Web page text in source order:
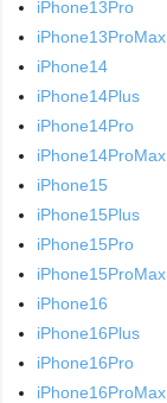
iPhone13Pro
iPhone13ProMax
iPhone14
iPhone14Plus
iPhone14Pro
iPhone14ProMax
iPhone15
iPhone15Plus
iPhone15Pro
iPhone15ProMax
iPhone16
iPhone16Plus
iPhone16Pro
iPhone16ProMax